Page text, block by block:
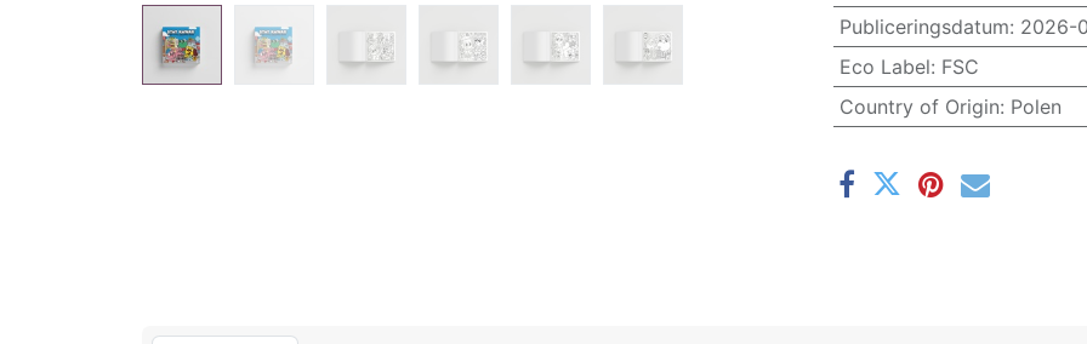
Publiceringsdatum: 2026-
Eco Label: FSC
Country of Origin: Polen